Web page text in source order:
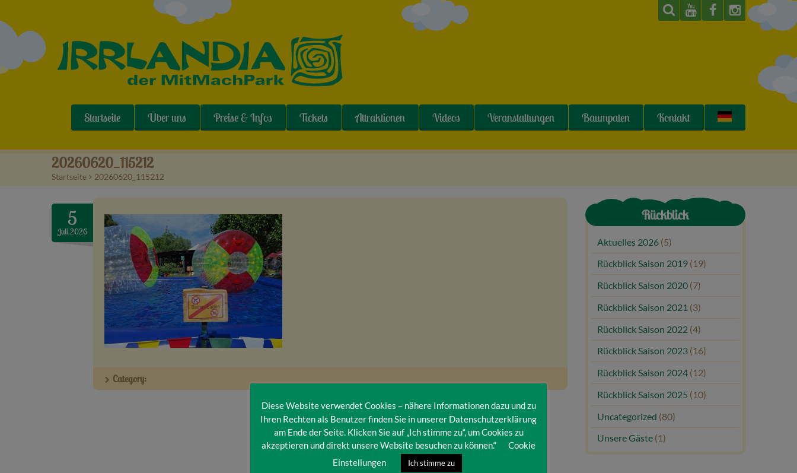
Startseite Über uns Preise & Infos Tickets Attraktionen Videos Veranstaltungen Baumpaten Kontakt
20260620_115212
Startseite > 20260620_115212
5
Juli.2026
Category:
Rückblick
Aktuelles 2026 (5)
Rückblick Saison 2019 (19)
Rückblick Saison 2020 (7)
Rückblick Saison 2021 (3)
Rückblick Saison 2022 (4)
Rückblick Saison 2023 (16)
Rückblick Saison 2024 (12)
Rückblick Saison 2025 (10)
Uncategorized (80)
Unsere Gäste (1)
Diese Website verwendet Cookies – nähere Informationen dazu und zu
Ihren Rechten als Benutzer finden Sie in unserer Datenschutzerklärung
am Ende der Seite. Klicken Sie auf „Ich stimme zu“, um Cookies zu
akzeptieren und direkt unsere Website besuchen zu können.“
Cookie
Einstellungen
Ich stimme zu